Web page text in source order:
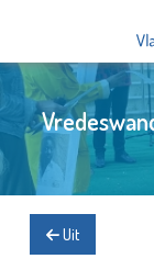
Uit